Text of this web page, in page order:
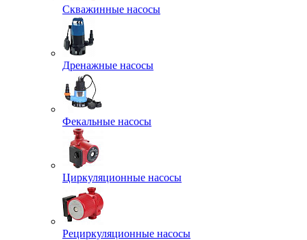
Скважинные насосы
Дренажные насосы
Фекальные насосы
Циркуляционные насосы
Рециркуляционные насосы